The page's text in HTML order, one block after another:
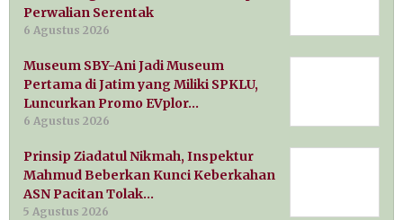
Perwalian Serentak
6 Agustus 2026
Museum SBY-Ani Jadi Museum
Pertama di Jatim yang Miliki SPKLU,
Luncurkan Promo EVplor…
6 Agustus 2026
Prinsip Ziadatul Nikmah, Inspektur
Mahmud Beberkan Kunci Keberkahan
ASN Pacitan Tolak…
5 Agustus 2026